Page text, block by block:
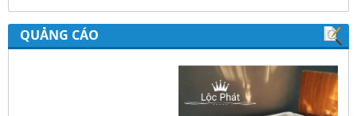
chua công nghiệp Lộc Phát
gold, nhiệt độ và ánh sáng tự động Lộc
QUẢNG CÁO